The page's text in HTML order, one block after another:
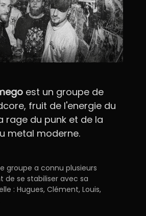
est un groupe de
fruit de l'energie du
rage du punk et de la
metal moderne.
groupe a connu plusieurs
de se stabiliser avec sa
: Hugues, Clément, Louis,